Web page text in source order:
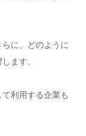
に、どのように
ます。
利用する企業も